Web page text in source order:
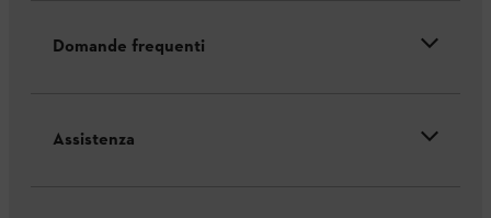
Domande frequenti
Assistenza